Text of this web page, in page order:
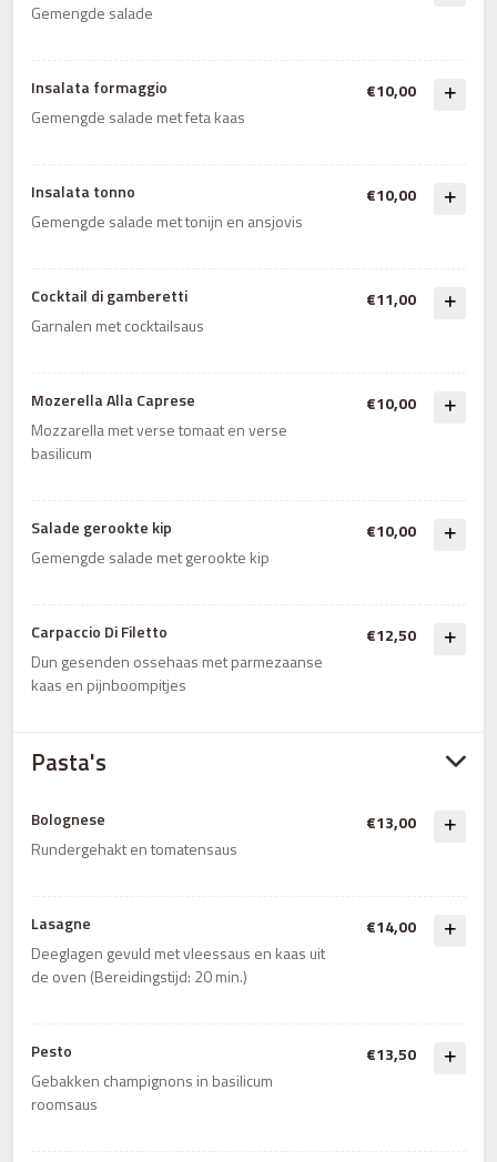
Gemengde salade
Insalata formaggio
Gemengde salade met feta kaas
€10,00
Insalata tonno
Gemengde salade met tonijn en ansjovis
€10,00
Cocktail di gamberetti
Garnalen met cocktailsaus
€11,00
Mozerella Alla Caprese
Mozzarella met verse tomaat en verse
basilicum
€10,00
Salade gerookte kip
Gemengde salade met gerookte kip
€10,00
Carpaccio Di Filetto
Dun gesenden ossehaas met parmezaanse
kaas en pijnboompitjes
€12,50
Pasta's
Bolognese
Rundergehakt en tomatensaus
€13,00
Lasagne
Deeglagen gevuld met vleessaus en kaas uit
de oven (Bereidingstijd: 20 min.)
€14,00
Pesto
Gebakken champignons in basilicum
roomsaus
€13,50